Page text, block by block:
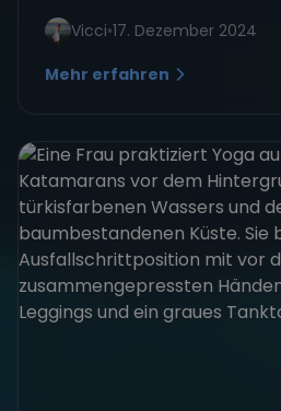
Vicci•17. Dezember 2024
Mehr erfahren